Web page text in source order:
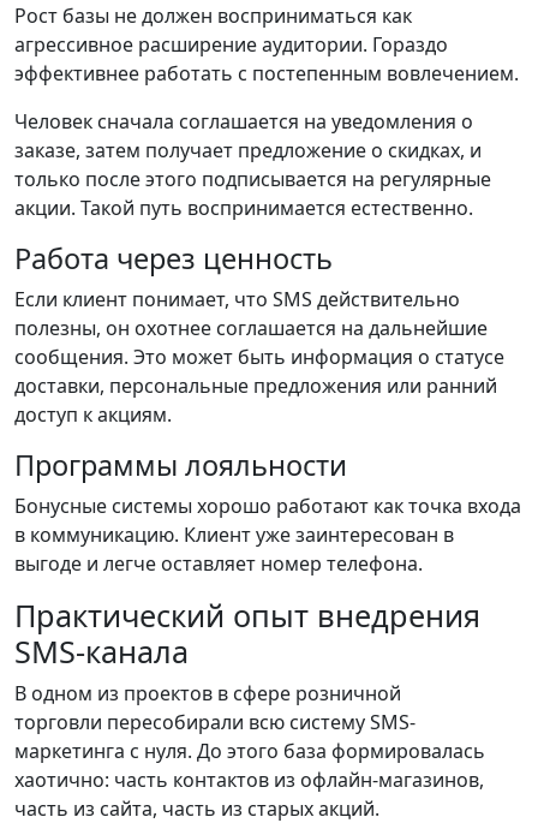
Рост базы не должен восприниматься как
агрессивное расширение аудитории. Гораздо
эффективнее работать с постепенным вовлечением.
Человек сначала соглашается на уведомления о
заказе, затем получает предложение о скидках, и
только после этого подписывается на регулярные
акции. Такой путь воспринимается естественно.
Работа через ценность
Если клиент понимает, что SMS действительно
полезны, он охотнее соглашается на дальнейшие
сообщения. Это может быть информация о статусе
доставки, персональные предложения или ранний
доступ к акциям.
Программы лояльности
Бонусные системы хорошо работают как точка входа
в коммуникацию. Клиент уже заинтересован в
выгоде и легче оставляет номер телефона.
Практический опыт внедрения
SMS-канала
В одном из проектов в сфере розничной
торговли пересобирали всю систему SMS-
маркетинга с нуля. До этого база формировалась
хаотично: часть контактов из офлайн-магазинов,
часть из сайта, часть из старых акций.